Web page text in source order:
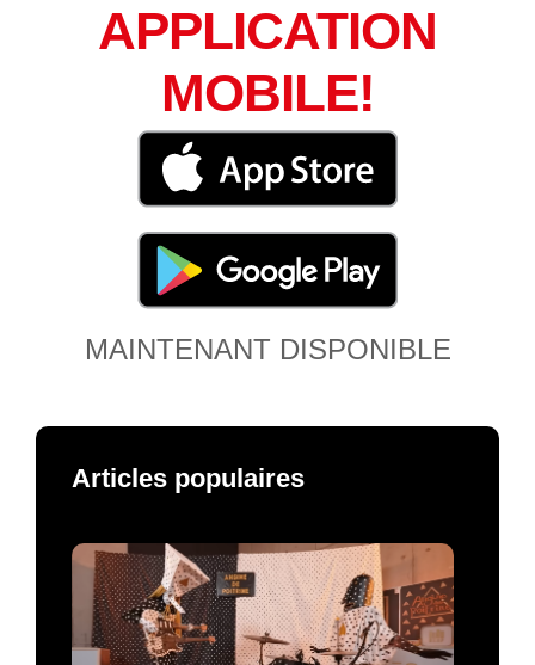
APPLICATION
MOBILE!
MAINTENANT DISPONIBLE
Articles populaires